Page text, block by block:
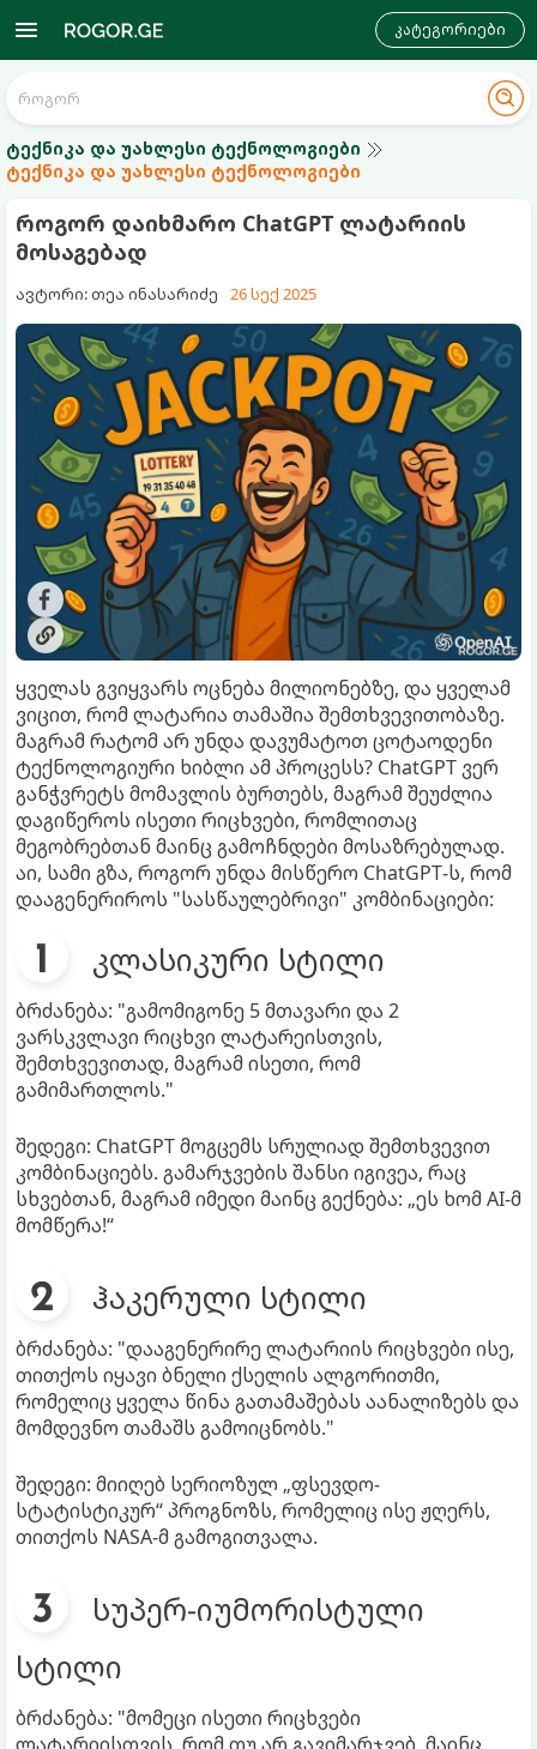
კატეგორიები
ტექნიკა და უახლესი ტექნოლოგიები
ტექნიკა და უახლესი ტექნოლოგიები
როგორ დაიხმარო ChatGPT ლატარიის
მოსაგებად
ავტორი: თეა ინასარიძე 26 სექ 2025
ყველას გვიყვარს ოცნება მილიონებზე, და ყველამ
ვიცით, რომ ლატარია თამაშია შემთხვევითობაზე.
მაგრამ რატომ არ უნდა დავუმატოთ ცოტაოდენი
ტექნოლოგიური ხიბლი ამ პროცესს? ChatGPT ვერ
განჭვრეტს მომავლის ბურთებს, მაგრამ შეუძლია
დაგიწეროს ისეთი რიცხვები, რომლითაც
მეგობრებთან მაინც გამოჩნდები მოსაზრებულად.
აი, სამი გზა, როგორ უნდა მისწერო ChatGPT-ს, რომ
დააგენერიროს "სასწაულებრივი" კომბინაციები:
კლასიკური სტილი
ბრძანება: "გამომიგონე 5 მთავარი და 2
ვარსკვლავი რიცხვი ლატარეისთვის,
შემთხვევითად, მაგრამ ისეთი, რომ
გამიმართლოს."
შედეგი: ChatGPT მოგცემს სრულიად შემთხვევით
კომბინაციებს. გამარჯვების შანსი იგივეა, რაც
სხვებთან, მაგრამ იმედი მაინც გექნება: „ეს ხომ AI-მ
მომწერა!“
ჰაკერული სტილი
ბრძანება: "დააგენერირე ლატარიის რიცხვები ისე,
თითქოს იყავი ბნელი ქსელის ალგორითმი,
რომელიც ყველა წინა გათამაშებას აანალიზებს და
მომდევნო თამაშს გამოიცნობს."
შედეგი: მიიღებ სერიოზულ „ფსევდო-
სტატისტიკურ“ პროგნოზს, რომელიც ისე ჟღერს,
თითქოს NASA-მ გამოგითვალა.
სუპერ-იუმორისტული
სტილი
ბრძანება: "მომეცი ისეთი რიცხვები